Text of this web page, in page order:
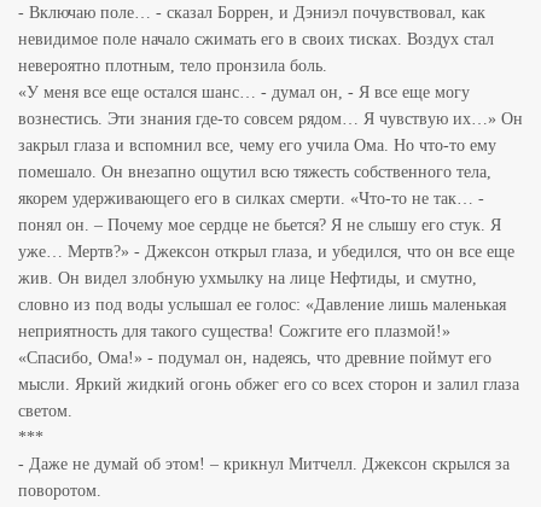
- Включаю поле… - сказал Боррен, и Дэниэл почувствовал, как
невидимое поле начало сжимать его в своих тисках. Воздух стал
невероятно плотным, тело пронзила боль.
«У меня все еще остался шанс… - думал он, - Я все еще могу
вознестись. Эти знания где-то совсем рядом… Я чувствую их…» Он
закрыл глаза и вспомнил все, чему его учила Ома. Но что-то ему
помешало. Он внезапно ощутил всю тяжесть собственного тела,
якорем удерживающего его в силках смерти. «Что-то не так… -
понял он. – Почему мое сердце не бьется? Я не слышу его стук. Я
уже… Мертв?» - Джексон открыл глаза, и убедился, что он все еще
жив. Он видел злобную ухмылку на лице Нефтиды, и смутно,
словно из под воды услышал ее голос: «Давление лишь маленькая
неприятность для такого существа! Сожгите его плазмой!»
«Спасибо, Ома!» - подумал он, надеясь, что древние поймут его
мысли. Яркий жидкий огонь обжег его со всех сторон и залил глаза
светом.
***
- Даже не думай об этом! – крикнул Митчелл. Джексон скрылся за
поворотом.